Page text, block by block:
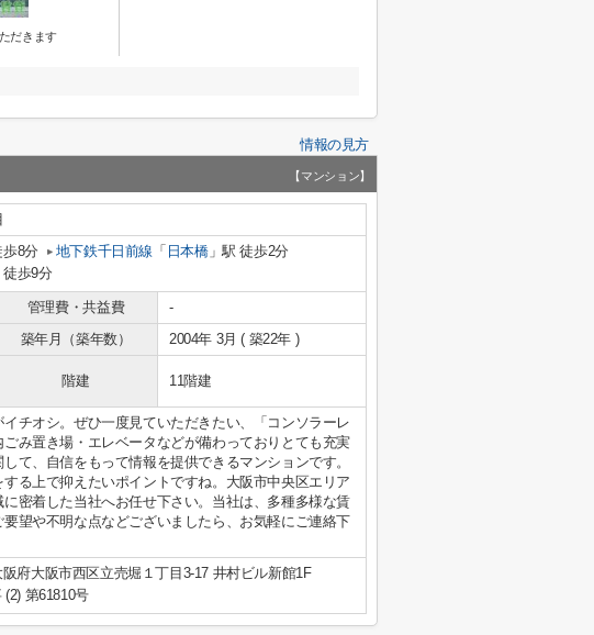
だきます
情報の見方
【マンション】
8分 地下鉄千日前線 「 日本橋」駅 徒歩2分
徒歩9分
管理費・共益費
-
築年月（築年数） 2004年 3月 ( 築22年 )
階建 11階建
イチオシ。ぜひ一度見ていただきたい、「コンソラーレ
み置き場・エレベータなどが備わっておりとても充実
て、自信をもって情報を提供できるマンションです。
る上で抑えたいポイントですね。大阪市中央区エリア
密着した当社へお任せ下さい。当社は、多種多様な賃
望や不明な点などございましたら、お気軽にご連絡下
阪府大阪市西区立売堀１丁目3-17 井村ビル新館1F
(2) 第61810号